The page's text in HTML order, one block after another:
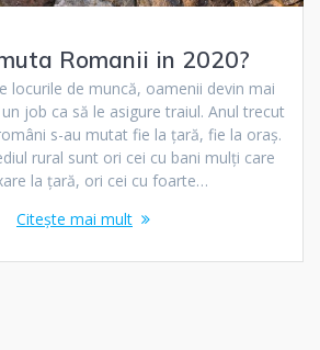
Romanii in 2020?
locurile de muncă, oamenii devin mai
job ca să le asigure traiul. Anul trecut
s-au mutat fie la țară, fie la oraș.
rural sunt ori cei cu bani mulți care
la țară, ori cei cu foarte…
Citește mai mult